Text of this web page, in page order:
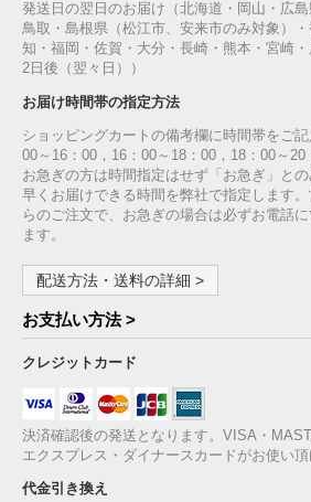
発送日の翌日のお届け（北海道・岡山・広
鳥取・島根県（松江市、安来市のみ対象）
知・福岡・佐賀・大分・長崎・熊本・宮崎
2日後（翌々日））
お届け時間帯の指定方法
ショッピングカートの備考欄に時間帯をご
00～16：00，16：00～18：00，18：00～20
お急ぎの方は時間指定はせず「お急ぎ」と
早くお届けできる時間を弊社で指定します
らのご注文で、お急ぎの場合は必ずお電話
ます。
配送方法・送料の詳細 >
お支払い方法 >
クレジットカード
決済確認後の発送となります。VISA・
エクスプレス・ダイナースカードがお使い頂
代金引き換え